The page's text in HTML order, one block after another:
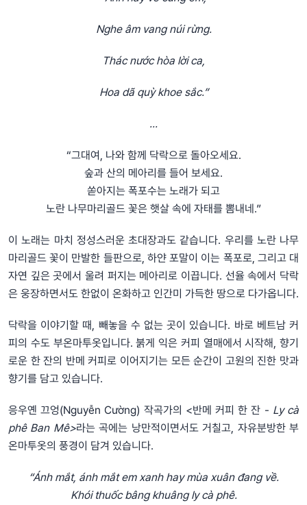
Nghe âm vang núi rừng.
Thác nước hòa lời ca,
Hoa dã quỳ khoe sắc.”
...
“그대여, 나와 함께 닥락으로 돌아오세요.
숲과 산의 메아리를 들어 보세요.
쏟아지는 폭포수는 노래가 되고
노란 나무마리골드 꽃은 햇살 속에 자태를 뽐내네.”
이 노래는 마치 정성스러운 초대장과도 같습니다. 우리를 노란 나무
마리골드 꽃이 만발한 들판으로, 하얀 포말이 이는 폭포로, 그리고 대
자연 깊은 곳에서 울려 퍼지는 메아리로 이끕니다. 선율 속에서 닥락
은 웅장하면서도 한없이 온화하고 인간미 가득한 땅으로 다가옵니다.
닥락을 이야기할 때, 빼놓을 수 없는 곳이 있습니다. 바로 베트남 커
피의 수도 부온마투옷입니다. 붉게 익은 커피 열매에서 시작해, 향기
로운 한 잔의 반메 커피로 이어지기는 모든 순간이 고원의 진한 맛과
향기를 담고 있습니다.
응우옌 끄엉(Nguyễn Cường) 작곡가의 <반메 커피 한 잔 - Ly cà
phê Ban Mê>라는 곡에는 낭만적이면서도 거칠고, 자유분방한 부
온마투옷의 풍경이 담겨 있습니다.
“Ánh mắt, ánh mắt em xanh hay mùa xuân đang về.
Khói thuốc bâng khuâng ly cà phê.